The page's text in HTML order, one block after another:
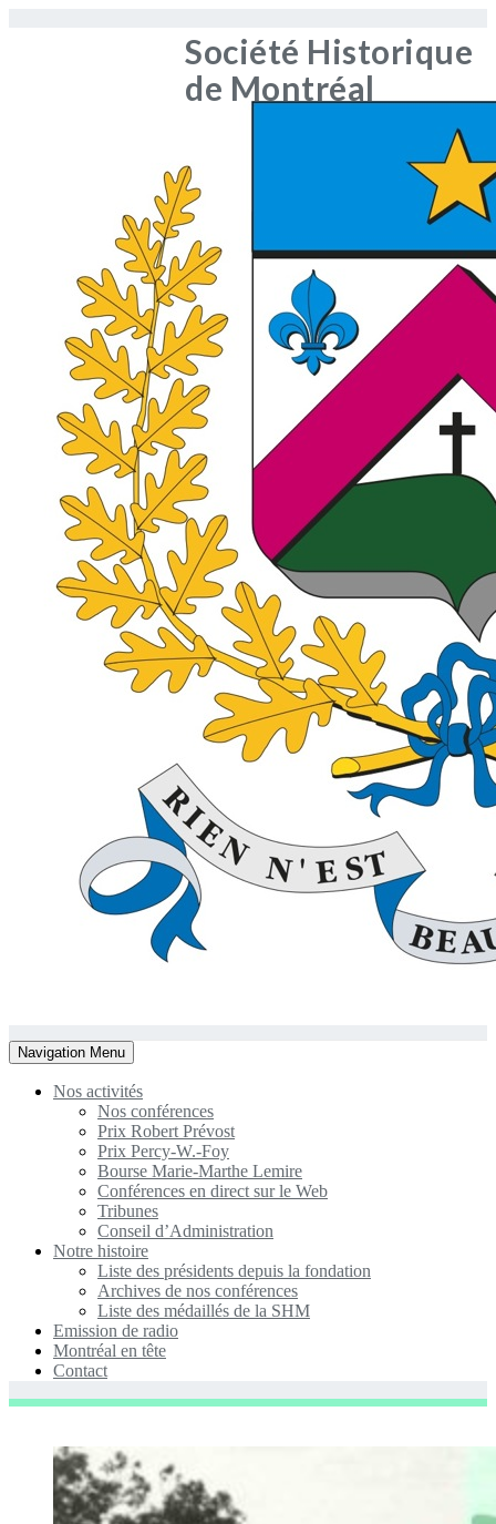
Société Historique
de Montréal
Toggle
navigation
Navigation Menu
Nos activités
Nos conférences
Prix Robert Prévost
Prix Percy-W.-Foy
Bourse Marie-Marthe Lemire
Conférences en direct sur le Web
Tribunes
Conseil d’Administration
Notre histoire
Liste des présidents depuis la fondation
Archives de nos conférences
Liste des médaillés de la SHM
Emission de radio
Montréal en tête
Contact